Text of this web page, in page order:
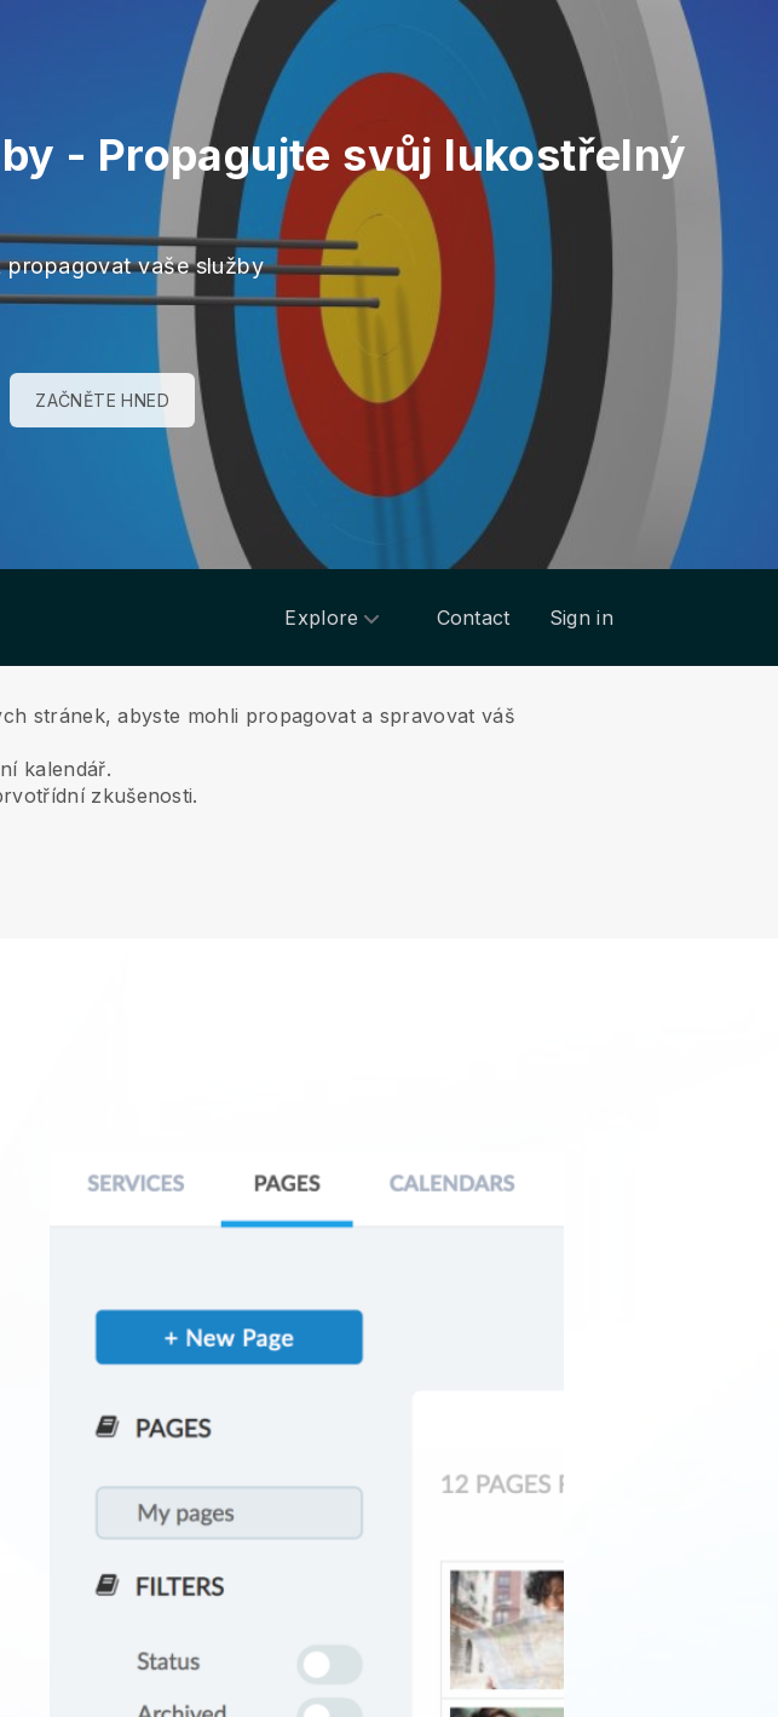
- Propagujte svůj lukostřelný
propagovat vaše služby
ZAČNĚTE HNED
Explore Contact Sign in
stránek, abyste mohli propagovat a spravovat váš
kalendář.
zkušenosti.